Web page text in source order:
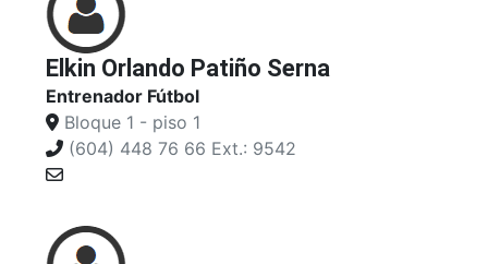
Elkin Orlando Patiño Serna
Entrenador Fútbol
Bloque 1 - piso 1
(604) 448 76 66 Ext.: 9542